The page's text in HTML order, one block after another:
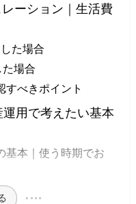
ーション｜生活費
た場合
場合
すべきポイント
用で考えたい基本
基本｜使う時期でお